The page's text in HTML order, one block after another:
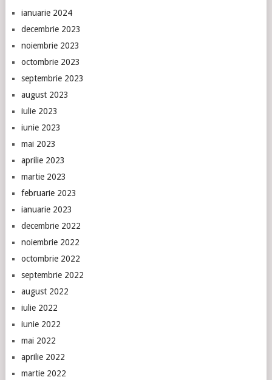
ianuarie 2024
decembrie 2023
noiembrie 2023
octombrie 2023
septembrie 2023
august 2023
iulie 2023
iunie 2023
mai 2023
aprilie 2023
martie 2023
februarie 2023
ianuarie 2023
decembrie 2022
noiembrie 2022
octombrie 2022
septembrie 2022
august 2022
iulie 2022
iunie 2022
mai 2022
aprilie 2022
martie 2022